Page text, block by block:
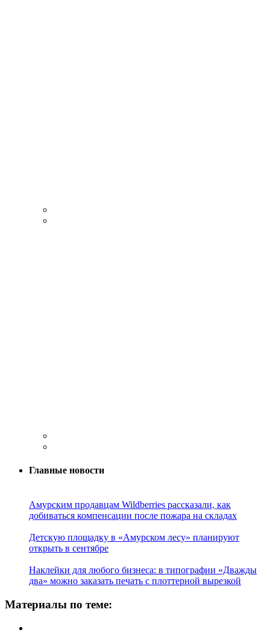
Главные новости
Амурским продавцам Wildberries рассказали, как
добиваться компенсации после пожара на складах
Детскую площадку в «Амурском лесу» планируют
открыть в сентябре
Наклейки для любого бизнеса: в типографии «Дважды
два» можно заказать печать с плоттерной вырезкой
Материалы по теме: